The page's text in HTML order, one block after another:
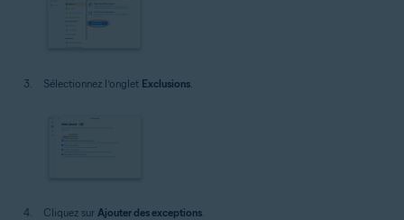
Sélectionnez l’onglet Exclusions.
Cliquez sur Ajouter des exceptions